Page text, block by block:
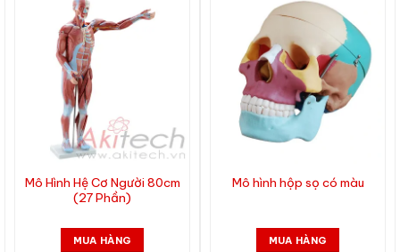
Mô Hình Hệ Cơ Người 80cm
(27 Phần)
MUA HÀNG
Mô hình hộp sọ có màu
MUA HÀNG